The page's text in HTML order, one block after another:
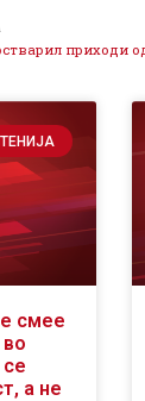
смее
а не